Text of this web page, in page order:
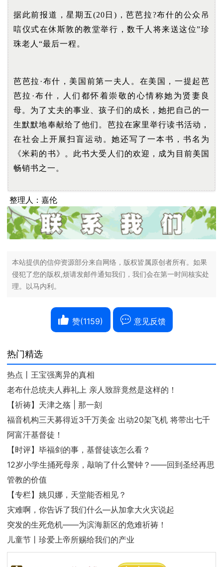
据此前报道，星期五(20日)，芭芭拉?布什的公众吊
唁仪式在休斯敦的教堂举行，数千人将来送这位”珍
珠老人“最后一程。
芭芭拉·布什，美国前第一夫人。在美国，一提起芭
芭拉·布什，人们都怀着崇敬的心情称她为贤妻良
母。为了丈夫的事业、孩子们的成长，她把自己的一
生默默地奉献给了他们。芭拉在家里举行读书活动，
在社会上开展扫盲运动。她还写了一本书，书名为
《米莉的书》。此书大受人们的欢迎，成为目前美国
畅销书之一。
整理人：嘉伦
本站提供的信仰资源部分来自网络，版权皆属原创者所有。如果
侵犯了您的版权,烦请发邮件通知我们，我们会在第一时间核实处
理。以马内利。
赞(1159) 意见反馈
热门精选
热点丨王宝强离异的真相
老布什总统夫人葬礼上 亲人致辞竟然是这样的！
【祈祷】天津之殇 | 那一刻
福音机构三天募得近3千万美金 出动20架飞机 将带出七千
阿富汗基督徒！
【时评】毕福剑的事，基督徒该怎么看？
12岁小学生捅死母亲，敲响了什么警钟？——回到圣经再思
管教的价值
【专栏】姚贝娜，天堂能否相见？
灾难啊，你告诉了我们什么—从加拿大火灾说起
突发的生死危机——为滨海新区的危难祈祷！
儿童节丨珍爱上帝所赐给我们的产业